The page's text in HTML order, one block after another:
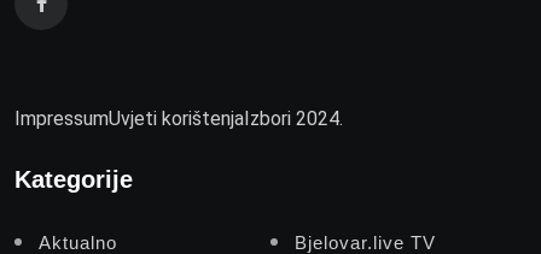
ImpressumUvjeti korištenjaIzbori 2024.
Kategorije
Aktualno Bjelovar.live TV